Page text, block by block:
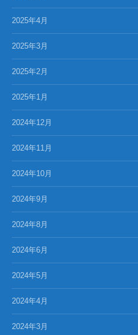
2025年4月
2025年3月
2025年2月
2025年1月
2024年12月
2024年11月
2024年10月
2024年9月
2024年8月
2024年6月
2024年5月
2024年4月
2024年3月